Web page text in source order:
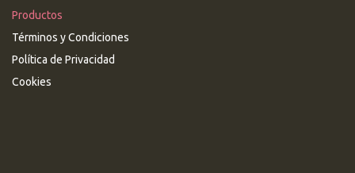
Productos
Términos y Condiciones
Política de Privacidad
Cookies